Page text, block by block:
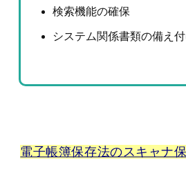
検索機能の確保
システム関係書類の備え
電子帳簿保存法のスキャナ